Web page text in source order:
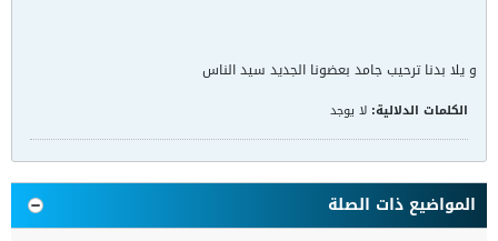
و يلا بدنا ترحيب جامد بعضونا الجديد سيد الناس
الكلمات الدلالية: لا يوجد
المواضيع ذات الصلة